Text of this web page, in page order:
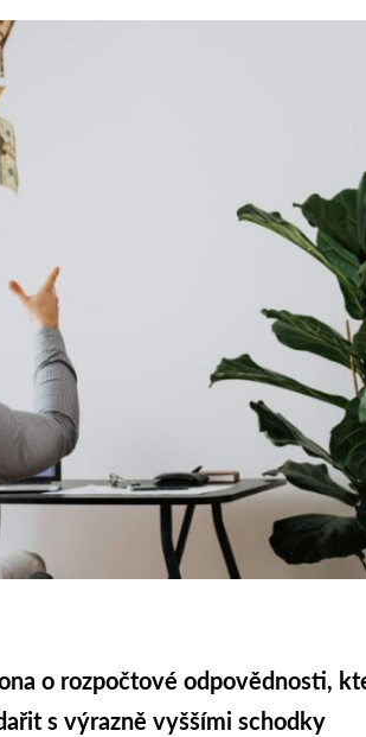
o rozpočtové odpovědnosti,
s výrazně vyššími schodky